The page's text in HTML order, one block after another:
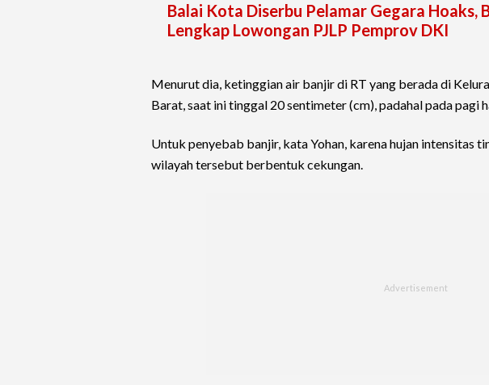
Balai Kota Diserbu Pelamar Gegara Hoaks,
Lengkap Lowongan PJLP Pemprov DKI
Menurut dia, ketinggian air banjir di RT yang berada di
Barat, saat ini tinggal 20 sentimeter (cm), padahal pada pagi
Untuk penyebab banjir, kata Yohan, karena hujan intensitas
wilayah tersebut berbentuk cekungan.